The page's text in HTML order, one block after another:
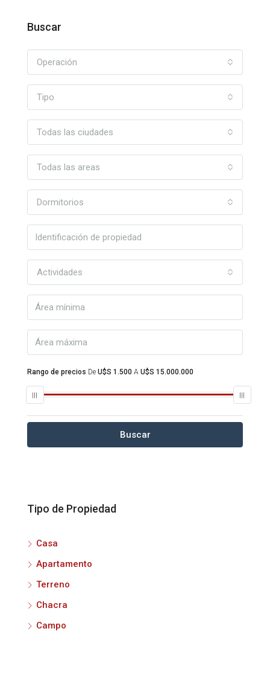
Buscar
Operación
Tipo
Todas las ciudades
Todas las areas
Dormitorios
Actividades
Rango de precios De U$S 1.500 A U$S 15.000.000
Buscar
Tipo de Propiedad
Casa
Apartamento
Terreno
Chacra
Campo